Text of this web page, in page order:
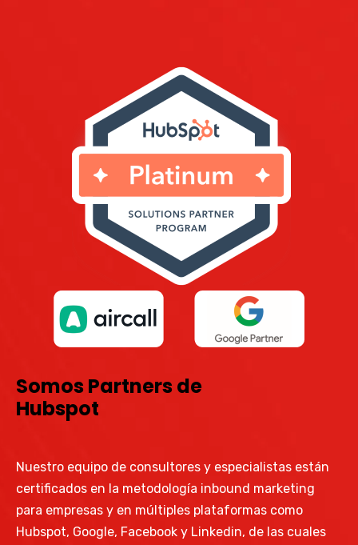
Somos Partners de
Hubspot
Nuestro equipo de consultores y especialistas están
certificados en la metodología inbound marketing
para empresas y en múltiples plataformas como
Hubspot, Google, Facebook y Linkedin, de las cuales